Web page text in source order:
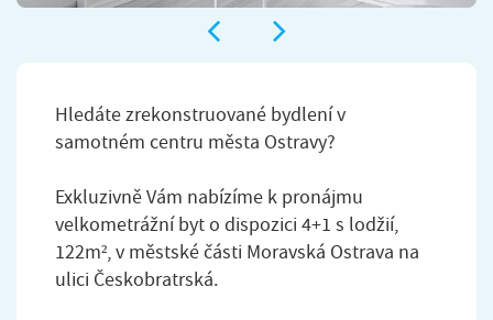
Hledáte zrekonstruované bydlení v
samotném centru města Ostravy?
Exkluzivně Vám nabízíme k pronájmu
velkometrážní byt o dispozici 4+1 s lodžií,
122m², v městské části Moravská Ostrava na
ulici Českobratrská.